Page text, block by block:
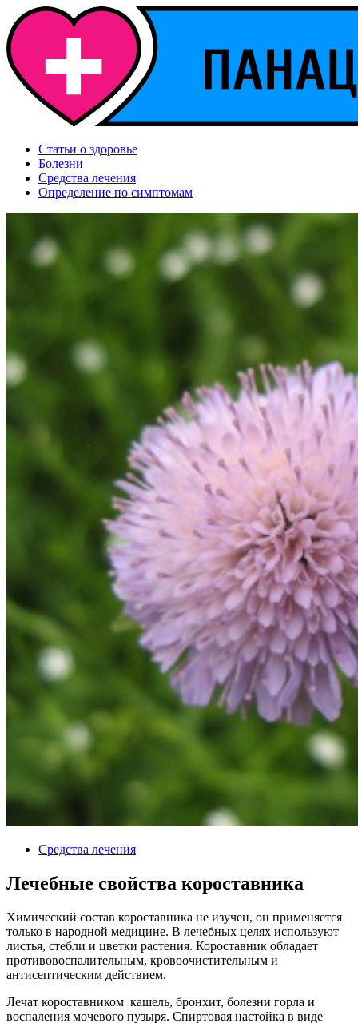
Статьи о здоровье
Болезни
Средства лечения
Определение по симптомам
Средства лечения
Лечебные свойства короставника
Химический состав короставника не изучен, он применяется
только в народной медицине. В лечебных целях используют
листья, стебли и цветки растения. Короставник обладает
противовоспалительным, кровоочистительным и
антисептическим действием.
Лечат короставником кашель, бронхит, болезни горла и
воспаления мочевого пузыря. Спиртовая настойка в виде